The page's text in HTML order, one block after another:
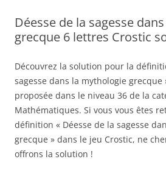
Déesse de la sagesse
grecque 6 lettres Crostic
Découvrez la solution pour la
sagesse dans la mythologie grecque
proposée dans le niveau 36 de la
Mathématiques. Si vous vous êtes
définition « Déesse de la sagesse
grecque » dans le jeu Crostic, ne
offrons la solution !